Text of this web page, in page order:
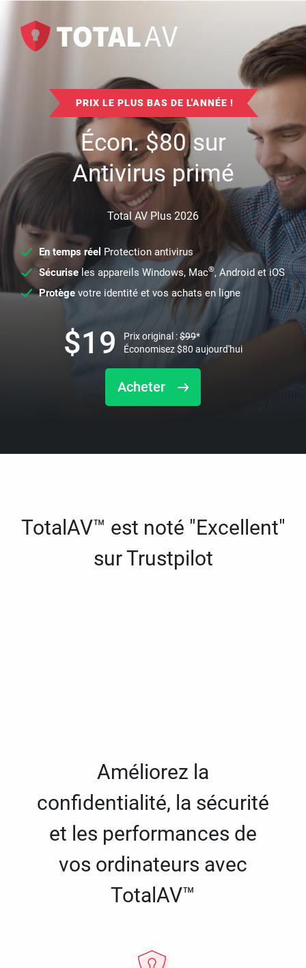
PRIX LE PLUS BAS DE L'ANNÉE !
Écon.$80sur
Antivirus primé
Total AV Plus 2026
En temps réel Protection antivirus
Sécuriseles appareils Windows, Mac®, Android et iOS
Protège votre identité et vos achats en ligne
Acheter
$19 Prix original :$99*
Économisez$80 aujourd'hui
TotalAV™ est noté "Excellent"
sur Trustpilot
Améliorez la
confidentialité, la sécurité
et les performances de
vos ordinateurs avec
TotalAV™